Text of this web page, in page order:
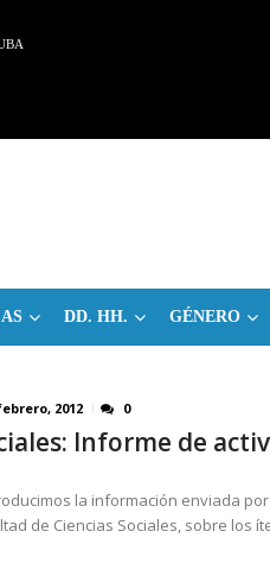
DD. HH. GÉNERO
2012 0
Informe de
la información enviada
de Ciencias Sociales, sobre los